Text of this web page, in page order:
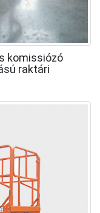
komissiózó
raktári